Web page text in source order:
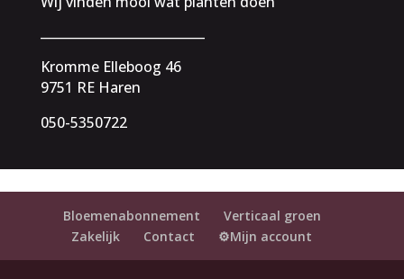
Kromme Elleboog 46
9751 RE Haren
050-5350722
Bloemenabonnement
Verticaal groen
Zakelijk
Contact ⚙️Mijn account